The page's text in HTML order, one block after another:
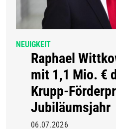
NEUIGKEIT
Raphael
mit 1,1 Mio. €
Krupp-
Jubiläumsjahr
06.07.2026